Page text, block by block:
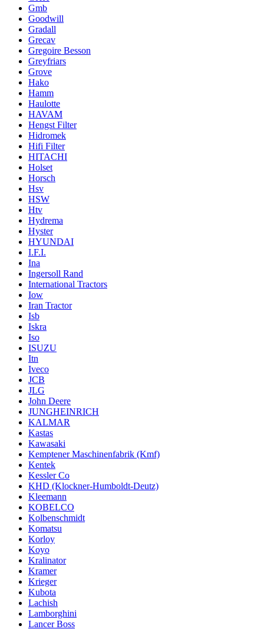
Gmb
Goodwill
Gradall
Grecav
Gregoire Besson
Greyfriars
Grove
Hako
Hamm
Haulotte
HAVAM
Hengst Filter
Hidromek
Hifi Filter
HITACHI
Holset
Horsch
Hsv
HSW
Htv
Hydrema
Hyster
HYUNDAI
I.F.I.
Ina
Ingersoll Rand
International Tractors
Iow
Iran Tractor
Isb
Iskra
Iso
ISUZU
Itn
Iveco
JCB
JLG
John Deere
JUNGHEINRICH
KALMAR
Kastas
Kawasaki
Kemptener Maschinenfabrik (Kmf)
Kentek
Kessler Co
KHD (Klockner-Humboldt-Deutz)
Kleemann
KOBELCO
Kolbenschmidt
Komatsu
Korloy
Koyo
Kralinator
Kramer
Krieger
Kubota
Lachish
Lamborghini
Lancer Boss